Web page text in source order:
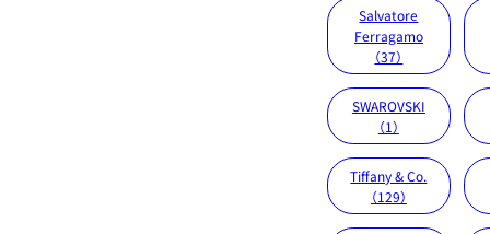
Salvatore
Ferragamo
（37）
SWAROVSKI
（1）
Tiffany & Co.
（129）